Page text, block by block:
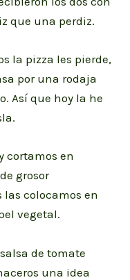
que una perdiz.
la pizza les pierde,
por una rodaja
Así que hoy la he
cortamos en
grosor
colocamos en
vegetal.
de tomate
una idea